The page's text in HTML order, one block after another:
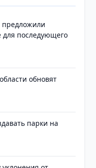
предложили
для последующего
обновят
парки на